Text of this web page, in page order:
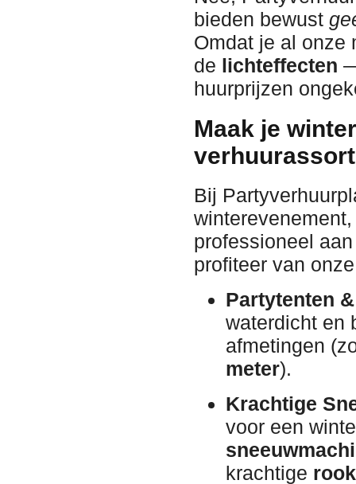
bieden bewust
Omdat je al
de lichteffecten
huurprijzen
Maak je
Bij
professioneel
profiteer van
Partytenten
waterdicht en
afmetingen
meter).
Krachtige
voor een
krachtige